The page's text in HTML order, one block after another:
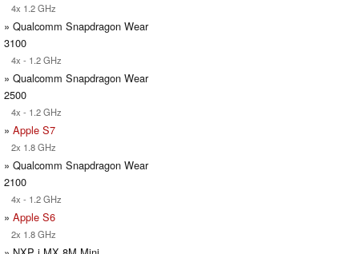
4x 1.2 GHz
» Qualcomm Snapdragon Wear
3100
4x - 1.2 GHz
» Qualcomm Snapdragon Wear
2500
4x - 1.2 GHz
» Apple S7
2x 1.8 GHz
» Qualcomm Snapdragon Wear
2100
4x - 1.2 GHz
» Apple S6
2x 1.8 GHz